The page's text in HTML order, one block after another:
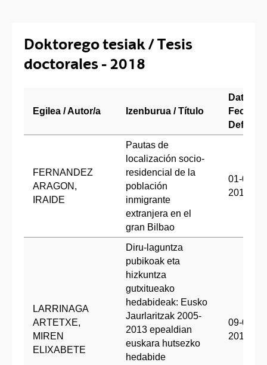
Doktorego tesiak / Tesis
doctorales - 2018
Egilea / Autor/a Izenburua / Título
Data /
Fecha
Defensa
FERNANDEZ
ARAGON,
IRAIDE
Pautas de
localización socio-
residencial de la
población
inmigrante
extranjera en el
gran Bilbao
01-02-
2018
LARRINAGA
ARTETXE,
MIREN
ELIXABETE
Diru-laguntza
pubikoak eta
hizkuntza
gutxitueako
hedabideak: Eusko
Jaurlaritzak 2005-
2013 epealdian
euskara hutsezko
hedabide
09-03-
2018